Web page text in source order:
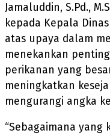
Jamaluddin, S.Pd.,
kepada Kepala
atas upaya dalam
menekankan
perikanan yang
meningkatkan
mengurangi angka
“Sebagaimana yang